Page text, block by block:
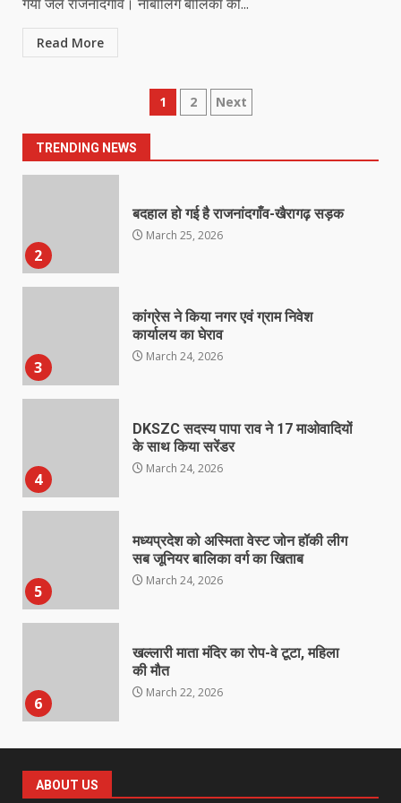
Read More
Posts
pagination
1 2 Next
TRENDING NEWS
7
1
नाबालिक के प्रसव मामले में फरार आरोपी के
संबंध में इनाम की उद्घोषना
March 25, 2026
2
बदहाल हो गई है राजनांदगाँव-खैरागढ़ सड़क
March 25, 2026
3
कांग्रेस ने किया नगर एवं ग्राम निवेश
कार्यालय का घेराव
March 24, 2026
4
DKSZC सदस्य पापा राव ने 17 माओवादियों
के साथ किया सरेंडर
March 24, 2026
5
मध्यप्रदेश को अस्मिता वेस्ट जोन हॉकी लीग
सब जूनियर बालिका वर्ग का खिताब
March 24, 2026
6
खल्लारी माता मंदिर का रोप-वे टूटा, महिला
की मौत
March 22, 2026
ABOUT US